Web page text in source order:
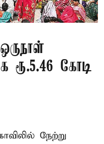
கோடி
நேற்று